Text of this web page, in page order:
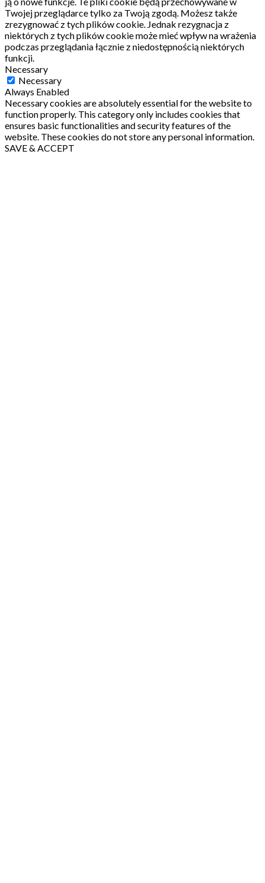
Twojej przeglądarce tylko za Twoją zgodą. Możesz także
zrezygnować z tych plików cookie. Jednak rezygnacja z
niektórych z tych plików cookie może mieć wpływ na wrażenia
podczas przeglądania łącznie z niedostępnością niektórych
funkcji.
Necessary
Necessary
Always Enabled
Necessary cookies are absolutely essential for the website to
function properly. This category only includes cookies that
ensures basic functionalities and security features of the
website. These cookies do not store any personal information.
SAVE & ACCEPT